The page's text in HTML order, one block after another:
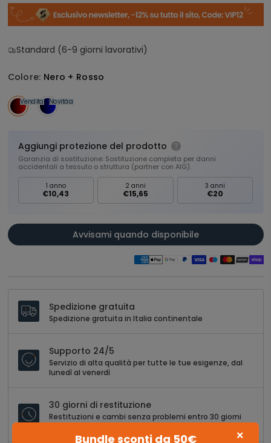
Standard (6-9 giorni lavorativi)
Colore: Nero + Rosso
Vendita Vendita
Novità
Aggiungi protezione del prodotto
Garanzia di sostituzione: Sostituzione completa per danni
accidentali a tessuto o struttura (partner con AIG).
1 anno
€10,43
2 anni
€15,65
3 anni
€20
Avvisami quando disponibile
Spedizione gratuita
Spedizione gratuita in Italia continentale
Supporto 24/5
Servizio di alta qualità per tutte le tue esigenze, dal
lunedì al venerdì
30 giorni di restituzione
Restituzioni e cambi senza problemi entro 30 giorni
×
Bundle sconti da 50€